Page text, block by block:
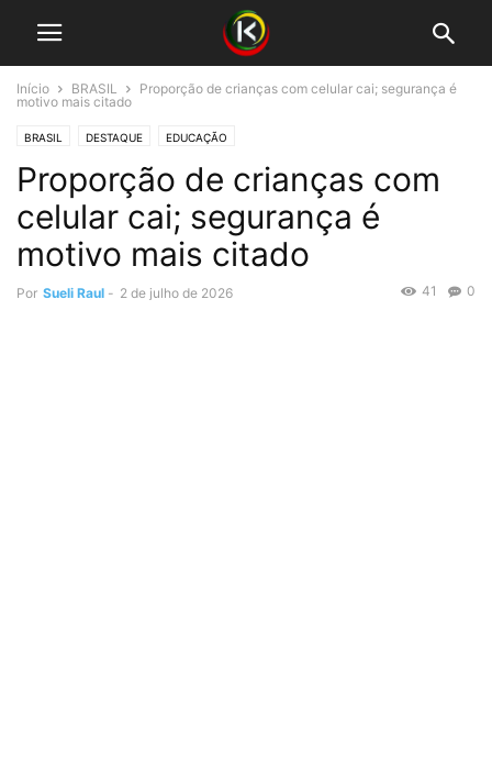
Início BRASIL
Proporção de crianças com celular cai; segurança é
motivo mais citado
BRASIL DESTAQUE EDUCAÇÃO
Proporção de crianças com
celular cai; segurança é
motivo mais citado
Por Sueli Raul - 2 de julho de 2026 0
41